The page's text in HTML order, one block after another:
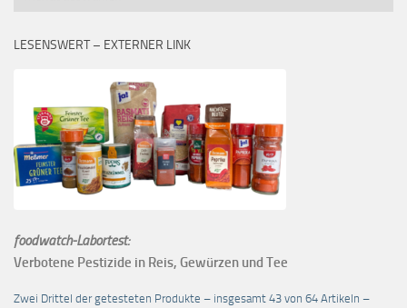
LESENSWERT – EXTERNER LINK
foodwatch-Labortest:
Verbotene Pestizide in Reis, Gewürzen und Tee
Zwei Drittel der getesteten Produkte – insgesamt 43 von 64 Artikeln –